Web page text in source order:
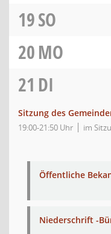
19SO
20MO
21 DI
Sitzung des
19:00-21:50 Uhr im
Öffentliche
Niederschrift -